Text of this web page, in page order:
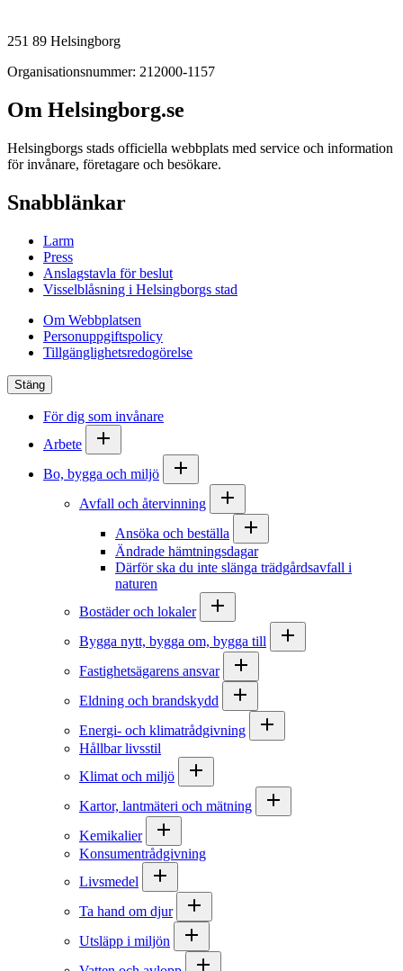
251 89 Helsingborg
Organisationsnummer: 212000-1157
Om Helsingborg.se
Helsingborgs stads officiella webbplats med service och information
för invånare, företagare och besökare.
Snabblänkar
Larm
Press
Anslagstavla för beslut
Visselblåsning i Helsingborgs stad
Om Webbplatsen
Personuppgiftspolicy
Tillgänglighetsredogörelse
Stäng
För dig som invånare
Arbete
Bo, bygga och miljö
Avfall och återvinning
Ansöka och beställa
Ändrade hämtningsdagar
Därför ska du inte slänga trädgårdsavfall i
naturen
Bostäder och lokaler
Bygga nytt, bygga om, bygga till
Fastighetsägarens ansvar
Eldning och brandskydd
Energi- och klimatrådgivning
Hållbar livsstil
Klimat och miljö
Kartor, lantmäteri och mätning
Kemikalier
Konsumentrådgivning
Livsmedel
Ta hand om djur
Utsläpp i miljön